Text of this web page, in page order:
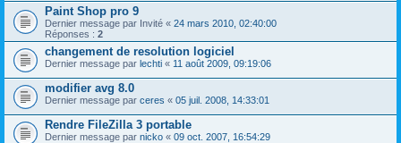
Paint Shop pro 9
Dernier message par Invité « 24 mars 2010, 02:40:00
Réponses : 2
changement de resolution logiciel
Dernier message par lechti « 11 août 2009, 09:19:06
modifier avg 8.0
Dernier message par ceres « 05 juil. 2008, 14:33:01
Rendre FileZilla 3 portable
Dernier message par nicko « 09 oct. 2007, 16:54:29